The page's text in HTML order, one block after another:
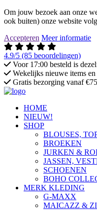
Om jouw bezoek aan onze
ook buiten) onze website
Accepteren Meer informatie
4.9/5 (85 beoordelingen)
Voor 17:00 besteld is
Wekelijks nieuwe items
Gratis bezorging vanaf €75
HOME
NIEUW!
SHOP
BLOUSES,
BROEKEN
JURKEN &
JASSEN,
SCHOENEN
BOHO
MERK KLEDING
G-MAXX
MAICAZZ &